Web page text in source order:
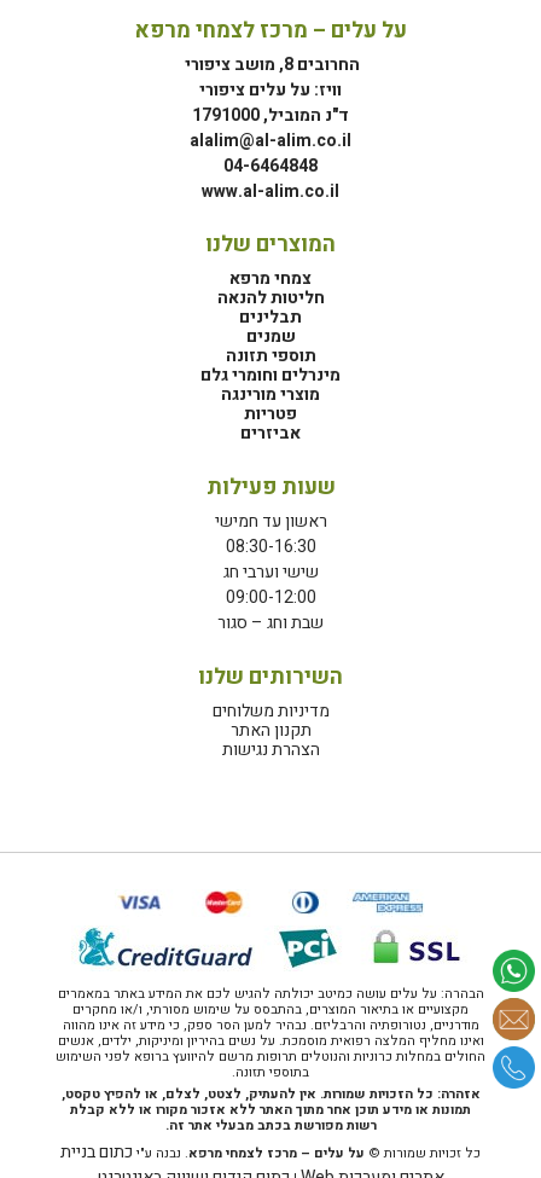
על עלים – מרכז לצמחי מרפא
החרובים 8, מושב ציפורי
וויז: על עלים ציפורי
ד"נ המוביל, 1791000
alalim@al-alim.co.il
04-6464848
www.al-alim.co.il
המוצרים שלנו
צמחי מרפא
חליטות להנאה
תבלינים
שמנים
תוספי תזונה
מינרלים וחומרי גלם
מוצרי מורינגה
פטריות
אביזרים
שעות פעילות
ראשון עד חמישי
08:30-16:30
שישי וערבי חג
09:00-12:00
שבת וחג – סגור
השירותים שלנו
מדיניות משלוחים
תקנון האתר
הצהרת נגישות
הבהרה: על עלים עושה כמיטב יכולתה להגיש לכם את המידע באתר במאמרים
מקצועיים או בתיאור המוצרים, בהתבסס על שימוש מסורתי, ו/או מחקרים
מודרניים, נטורופתיה והרבליזם. נבהיר למען הסר ספק, כי מידע זה אינו מהווה
ואינו מחליף המלצה רפואית מוסמכת. על נשים בהיריון ומיניקות, ילדים, אנשים
החולים במחלות כרוניות והנוטלים תרופות מרשם להיוועץ ברופא לפני השימוש
בתוספי תזונה.
אזהרה: כל הזכויות שמורות. אין להעתיק, לצטט, לצלם, או להפיץ טקסט,
תמונות או מידע תוכן אחר מתוך האתר ללא אזכור מקורו או ללא קבלת
רשות מפורשת בכתב מבעלי אתר זה.
כל זכויות שמורות © על עלים – מרכז לצמחי מרפא. נבנה ע"יכתום בניית